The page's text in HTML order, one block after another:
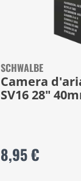
SCHWALBE
Camera d'aria
SV16 28"
8,95 €